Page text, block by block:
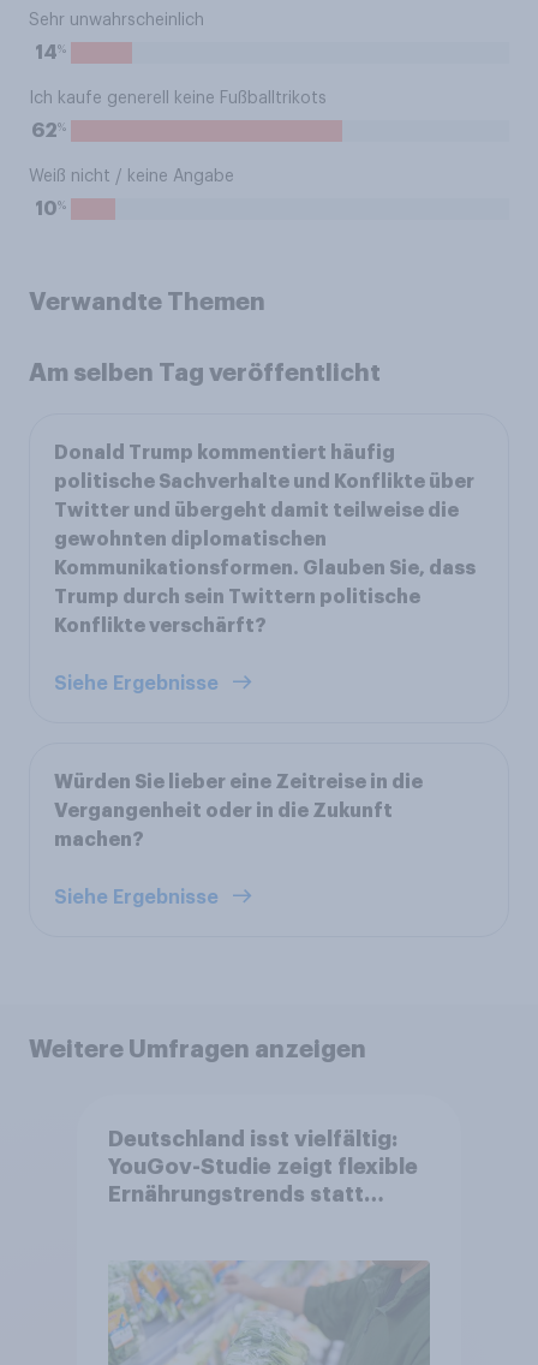
Sehr unwahrscheinlich
14%
Ich kaufe generell keine Fußballtrikots
62%
Weiß nicht / keine Angabe
10%
Verwandte Themen
Am selben Tag veröffentlicht
Donald Trump kommentiert häufig
politische Sachverhalte und Konflikte über
Twitter und übergeht damit teilweise die
gewohnten diplomatischen
Kommunikationsformen. Glauben Sie, dass
Trump durch sein Twittern politische
Konflikte verschärft?
Siehe Ergebnisse
Würden Sie lieber eine Zeitreise in die
Vergangenheit oder in die Zukunft
machen?
Siehe Ergebnisse
Weitere Umfragen anzeigen
Deutschland isst vielfältig:
YouGov-Studie zeigt flexible
Ernährungstrends statt